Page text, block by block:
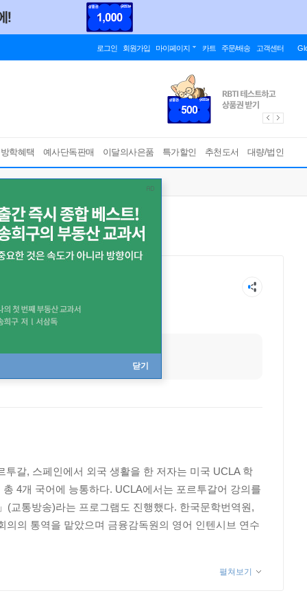
로그인 회원가입 마이페이지 카트 주문/배송 고객센터
학혜택 예사단독판매 이달의사은품 특가할인 추천도서 대량/법인
닫기
갈, 스페인에서 외국 생활을 한 저자는 미국 UCLA 학
4개 국어에 능통하다. UCLA에서는 포르투갈어 강의를
(교통방송)라는 프로그램도 진행했다. 한국문학번역원,
의 통역을 맡았으며 금융감독원의 영어 인텐시브 연수
연속 Best Teacher로 선정될 정도로 학생들과 깊은 교
펼쳐보기